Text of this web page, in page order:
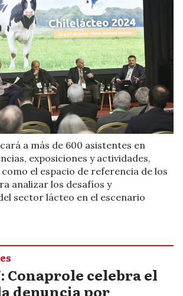
a más de 600 asistentes en
exposiciones y actividades,
el espacio de referencia de los
analizar los desafíos y
sector lácteo en el escenario
Conaprole celebra el
denuncia por